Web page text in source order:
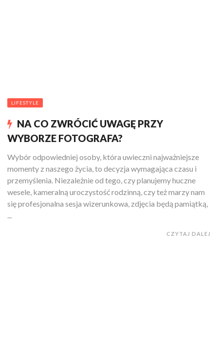
LIFESTYLE
NA CO ZWRÓCIĆ UWAGĘ PRZY
WYBORZE FOTOGRAFA?
Wybór odpowiedniej osoby, która uwieczni najważniejsze
momenty z naszego życia, to decyzja wymagająca czasu i
przemyślenia. Niezależnie od tego, czy planujemy huczne
wesele, kameralną uroczystość rodzinną, czy też marzy nam
się profesjonalna sesja wizerunkowa, zdjęcia będą pamiątką,
...
CZYTAJ DALEJ